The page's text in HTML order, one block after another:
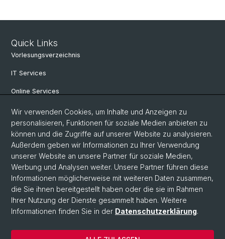
Quick Links
Vorlesungsverzeichnis
IT Services
Online Services
Personensuche
PhD Programm
Dokumente & Links
News & Events
© Universität Basel
Datenschutzerklärung
Philosophisch-Historische Fakultät
Wir verwenden Cookies, um Inhalte und Anzeigen zu
personalisieren, Funktionen für soziale Medien anbieten zu
können und die Zugriffe auf unserer Website zu analysieren.
Außerdem geben wir Informationen zu Ihrer Verwendung
unserer Website an unsere Partner für soziale Medien,
Werbung und Analysen weiter. Unsere Partner führen diese
Informationen möglicherweise mit weiteren Daten zusammen,
die Sie ihnen bereitgestellt haben oder die sie im Rahmen
Ihrer Nutzung der Dienste gesammelt haben. Weitere
Informationen finden Sie in der Datenschutzerklärung.